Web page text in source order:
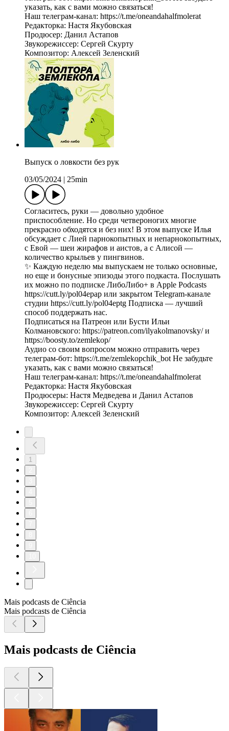
указать, как с вами можно связаться!
Наш телеграм-канал: https://t.me/oneandahalfmolerat
Редакторка: Настя Якубовская
Продюсер: Данил Астапов
Звукорежиссер: Сергей Скурту
Композитор: Алексей Зеленский
Выпуск о ловкости без рук
03/05/2024
25min
Согласитесь, руки — довольно удобное
приспособление. Но среди четвероногих многие
прекрасно обходятся и без них! В этом выпуске Илья
обсуждает с Лией парнокопытных и непарнокопытных,
с Евой — шеи жирафов и аистов, а с Алисой —
количество крыльев у пингвинов.
✨ Каждую неделю мы выпускаем не только основные,
но еще и бонусные эпизоды этого подкаста. Послушать
их можно по подписке ЛибоЛибо+ в Apple Podcasts
https://cutt.ly/pol04epap или закрытом Telegram-канале
студии https://cutt.ly/pol04eptg Подписка — лучший
способ поддержать нас.
Подписаться на Патреон или Бусти Ильи
Колмановского: https://patreon.com/ilyakolmanovsky/ и
https://boosty.to/zemlekop/
Аудио со своим вопросом можно отправить через
телеграм-бот: https://t.me/zemlekopchik_bot Не забудьте
указать, как с вами можно связаться!
Наш телеграм-канал: https://t.me/oneandahalfmolerat
Редакторка: Настя Якубовская
Продюсеры: Настя Медведева и Данил Астапов
Звукорежиссер: Сергей Скурту
Композитор: Алексей Зеленский
1
Mais podcasts de Ciência
Mais podcasts de Ciência
Mais podcasts de Ciência